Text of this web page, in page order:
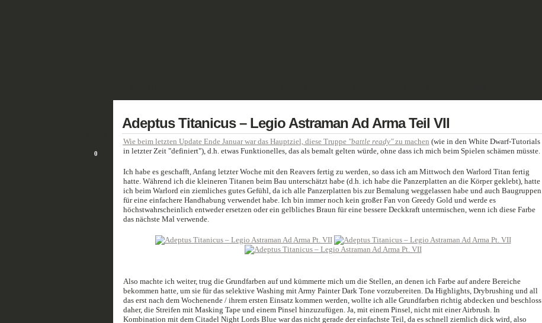
0
Adeptus Titanicus – Legio Astraman Ad Arma Teil VII
Wie beim letzten Update Ende Januar war das Hauptziel, diese Truppe "battle ready"zu machen (wie in den White Dwarf-Tutorials
in letzter Zeit "definiert"), d.h. etwas Funktionelles, das als bemalt gelten würde, ohne dass ich mich beim Spielen schämen müsste.
Ich habe es geschafft, Anfang letzter Woche mit den Reavers fertig zu werden, so dass ich am Mittwoch den Warlord Titan fertig
hatte. Während ich die kleineren Titanen beim Bau unterschätzt habe (d.h. ich habe die Panzerplatten an die Körper geklebt), hatte
ich beim Warlord ein ziemliches gutes Gefühl, da ich alle Panzerplatten bis zur Bemalung weggelassen habe und auch Baugruppen
für eine einfachere Handhabung verwendet habe. Ich bin immer noch kein großer Fan von Greedy Gold und werde es
höchstwahrscheinlich entweder ersetzen oder ein gelbliches Braun für eine bessere Deckkraft untermischen, wenn ich diese Farbe
das nächste Mal verwende.
Also machte ich weiter, trug die Grundfarben auf und kümmerte mich um die Stellen, an denen ich Farbe auf andere Bereiche
bekommen hatte, um sie für das selektive Washing mit Army Painter Dark Tone vorzubereiten. Da Highlights, Drybrushing und all
das erst nach dem Wochenende / ihrem ersten Einsatz kommen werden, wollte ich alle Grundfarben richtig abdecken und beschloss
daher, die Streifen mit Masking Tape und einem Pinsel hinzuzufügen. Ja, mit einem Pinsel, nicht mit einer Airbrush. In
Kombination mit dem Citadel Night Lords Blue war das nicht gerade der einfachste Teil, da es schnell ziemlich dick wird, also